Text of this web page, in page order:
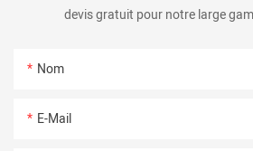
devis gratuit pour notre large
Nom
E-Mail